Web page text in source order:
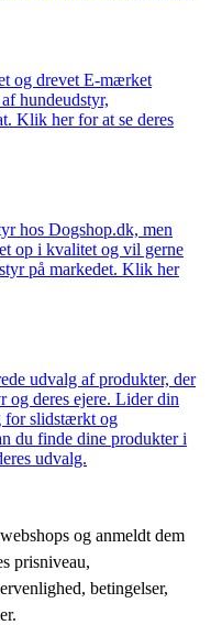
og drevet E-mærket
hundeudstyr,
Klik her for at se deres
hos Dogshop.dk, men
op i kvalitet og vil gerne
på markedet. Klik her
udvalg af produkter, der
deres ejere. Lider din
for slidstærkt og
du finde dine produkter i
udvalg.
og anmeldt dem
prisniveau,
betingelser,